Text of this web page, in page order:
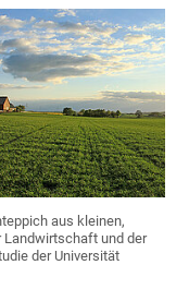
aus kleinen,
Landwirtschaft und der
der Universität